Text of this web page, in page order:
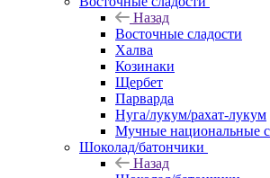
Назад
Восточные сладости
Халва
Козинаки
Щербет
Парварда
Нуга/лукум/рахат-лукум
Мучные национальные
Шоколад/батончики
Назад